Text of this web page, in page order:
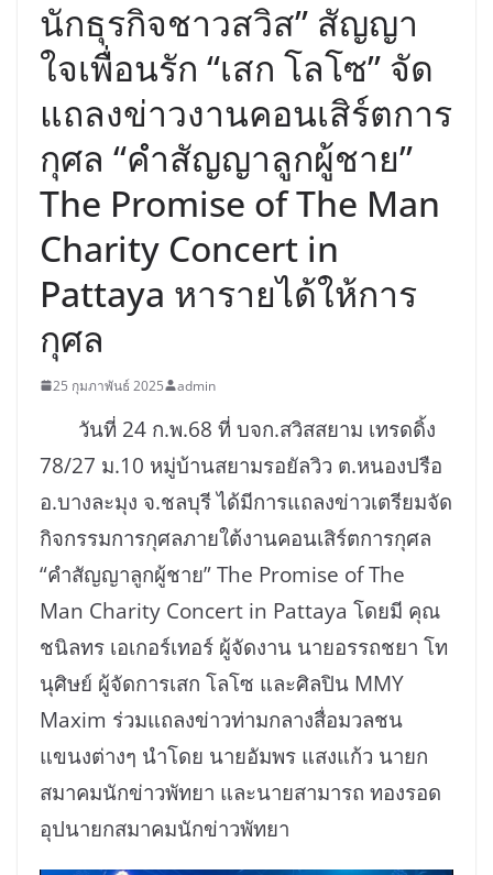
นักธุรกิจชาวสวิส” สัญญา
ใจเพื่อนรัก “เสก โลโซ” จัด
แถลงข่าวงานคอนเสิร์ตการ
กุศล “คำสัญญาลูกผู้ชาย”
The Promise of The Man
Charity Concert in
Pattaya หารายได้ให้การ
กุศล
25 กุมภาพันธ์ 2025 admin
วันที่ 24 ก.พ.68 ที่ บจก.สวิสสยาม เทรดดิ้ง
78/27 ม.10 หมู่บ้านสยามรอยัลวิว ต.หนองปรือ
อ.บางละมุง จ.ชลบุรี ได้มีการแถลงข่าวเตรียมจัด
กิจกรรมการกุศลภายใต้งานคอนเสิร์ตการกุศล
“คำสัญญาลูกผู้ชาย” The Promise of The
Man Charity Concert in Pattaya โดยมี คุณ
ชนิลทร เอเกอร์เทอร์ ผู้จัดงาน นายอรรถชยา โท
นุศิษย์ ผู้จัดการเสก โลโซ และศิลปิน MMY
Maxim ร่วมแถลงข่าวท่ามกลางสื่อมวลชน
แขนงต่างๆ นำโดย นายอัมพร แสงแก้ว นายก
สมาคมนักข่าวพัทยา และนายสามารถ ทองรอด
อุปนายกสมาคมนักข่าวพัทยา